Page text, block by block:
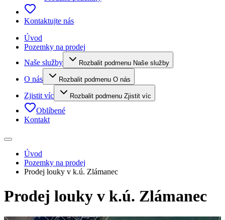
Kontaktujte nás
Úvod
Pozemky na prodej
Naše služby
Rozbalit podmenu Naše služby
O nás Rozbalit podmenu O nás
Zjistit víc Rozbalit podmenu Zjistit víc
Oblíbené
Kontakt
Úvod
Pozemky na prodej
Prodej louky v k.ú. Zlámanec
Prodej louky v k.ú. Zlámanec